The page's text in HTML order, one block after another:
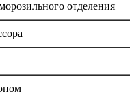
отделения